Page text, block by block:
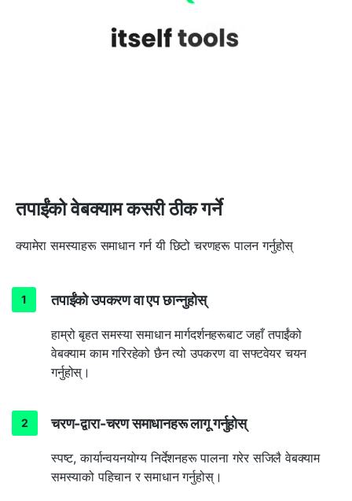
तपाईंको वेबक्याम कसरी ठीक गर्ने
क्यामेरा समस्याहरू समाधान गर्न यी छिटो चरणहरू पालन गर्नुहोस्
तपाईंको उपकरण वा एप छान्नुहोस्
हाम्रो बृहत समस्या समाधान मार्गदर्शनहरूबाट जहाँ तपाईंको
वेबक्याम काम गरिरहेको छैन त्यो उपकरण वा सफ्टवेयर चयन
गर्नुहोस्।
चरण-द्वारा-चरण समाधानहरू लागू गर्नुहोस्
स्पष्ट, कार्यान्वयनयोग्य निर्देशनहरू पालना गरेर सजिलै वेबक्याम
समस्याको पहिचान र समाधान गर्नुहोस्।